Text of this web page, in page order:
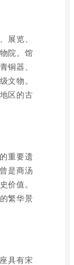
展览、
院。馆
铜器、
文物。
区的古
重要遗
是商汤
价值。
繁华景
具有宋